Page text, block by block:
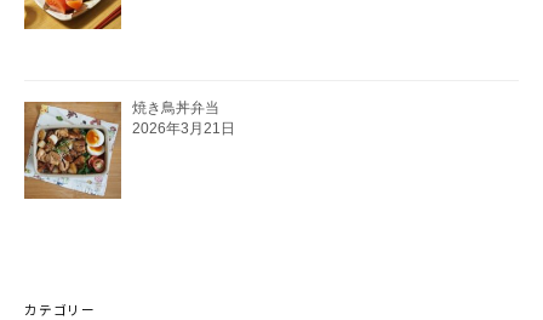
焼き鳥丼弁当
2026年3月21日
カテゴリー